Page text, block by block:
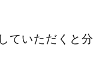
ていただくと分